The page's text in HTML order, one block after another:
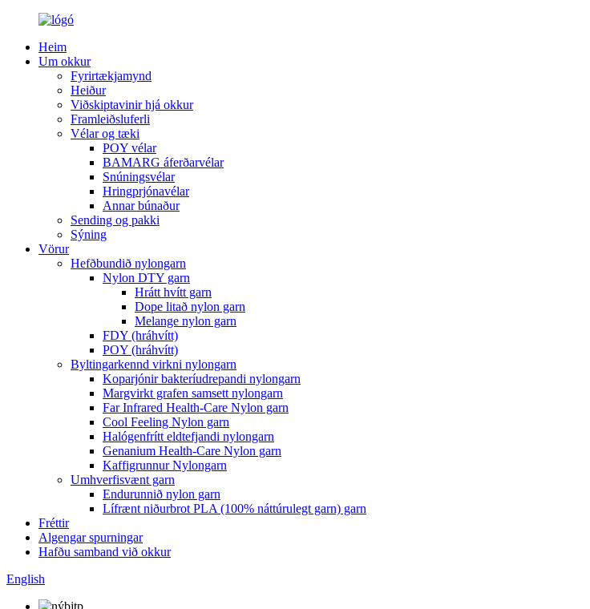
Heim
Um okkur
Fyrirtækjamynd
Heiður
Viðskiptavinir hjá okkur
Framleiðsluferli
Vélar og tæki
POY vélar
BAMARG áferðarvélar
Snúningsvélar
Hringprjónavélar
Annar búnaður
Sending og pakki
Sýning
Vörur
Hefðbundið nylongarn
Nylon DTY garn
Hrátt hvítt garn
Dope litað nylon garn
Melange nylon garn
FDY (hráhvítt)
POY (hráhvítt)
Byltingarkennd virkni nylongarn
Koparjónir bakteríudrepandi nylongarn
Margvirkt grafen samsett nylongarn
Far Infrared Health-Care Nylon garn
Cool Feeling Nylon garn
Halógenfrítt eldtefjandi nylongarn
Genanium Health-Care Nylon garn
Kaffigrunnur Nylongarn
Umhverfisvænt garn
Endurunnið nylon garn
Lífrænt niðurbrot PLA (100% náttúrulegt garn) garn
Fréttir
Algengar spurningar
Hafðu samband við okkur
English